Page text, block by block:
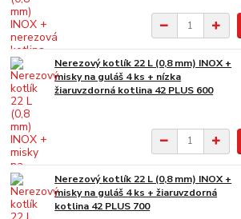
Nerezový kotlík 22 L (0,8 mm) INOX +
misky na guláš 4 ks + nízka
žiaruvzdorná kotlina 42 PLUS 600
Nerezový kotlík 22 L (0,8 mm) INOX +
misky na guláš 4 ks + žiaruvzdorná
kotlina 42 PLUS 700